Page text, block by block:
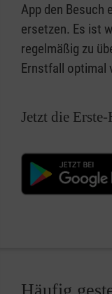
App den Besuch
ersetzen. Es ist
regelmäßig zu
Ernstfall optimal
Jetzt die